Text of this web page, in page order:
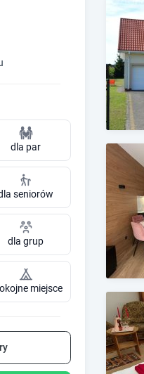
dla par
seniorów
dla grup
miejsce